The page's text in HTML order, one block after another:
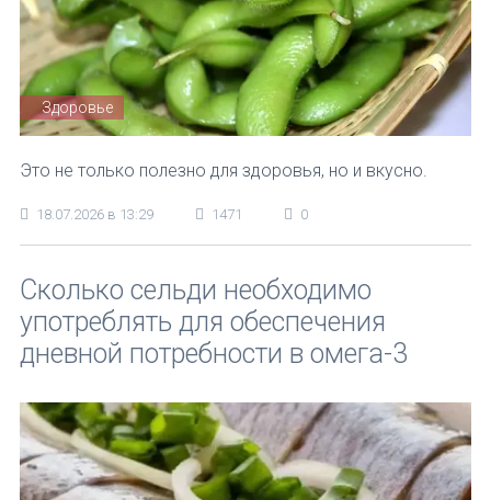
Здоровье
Это не только полезно для здоровья, но и вкусно.
18.07.2026 в 13:29 1471 0
Сколько сельди необходимо
употреблять для обеспечения
дневной потребности в омега-3